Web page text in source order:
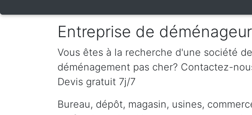
Entreprise de
Vous êtes à la recherche d'une société
déménagement pas cher? Contactez-
Devis gratuit 7j/7
Bureau, dépôt, magasin, usines,